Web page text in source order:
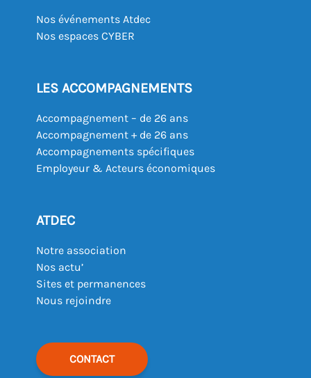
Nos événements Atdec
Nos espaces CYBER
LES ACCOMPAGNEMENTS
Accompagnement – de 26 ans
Accompagnement + de 26 ans
Accompagnements spécifiques
Employeur & Acteurs économiques
ATDEC
Notre association
Nos actu’
Sites et permanences
Nous rejoindre
CONTACT